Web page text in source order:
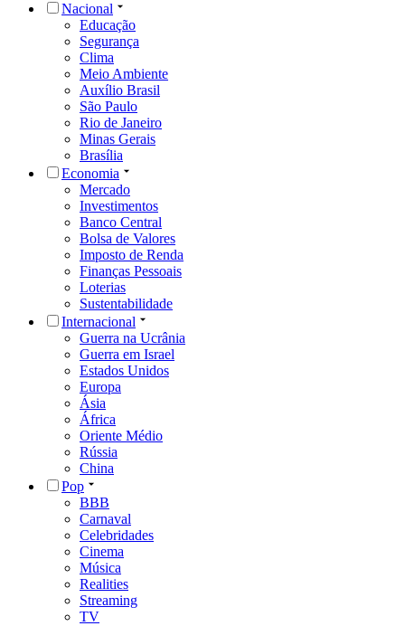
Nacional
Educação
Segurança
Clima
Meio Ambiente
Auxílio Brasil
São Paulo
Rio de Janeiro
Minas Gerais
Brasília
Economia
Mercado
Investimentos
Banco Central
Bolsa de Valores
Imposto de Renda
Finanças Pessoais
Loterias
Sustentabilidade
Internacional
Guerra na Ucrânia
Guerra em Israel
Estados Unidos
Europa
Ásia
África
Oriente Médio
Rússia
China
Pop
BBB
Carnaval
Celebridades
Cinema
Música
Realities
Streaming
TV